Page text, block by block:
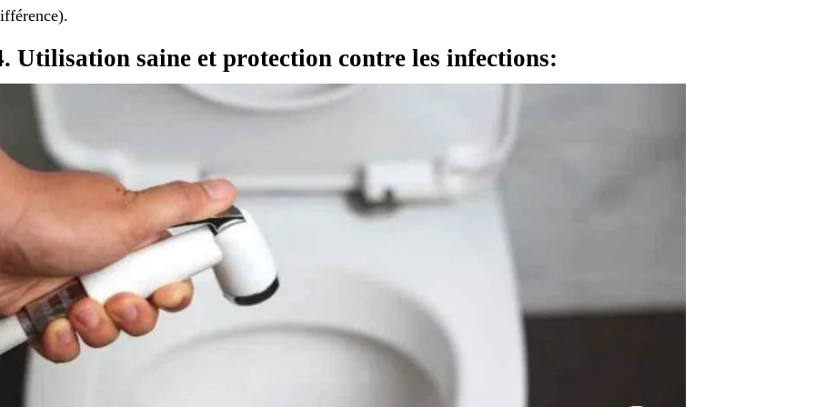
Utilisation saine et protection contre les infections: